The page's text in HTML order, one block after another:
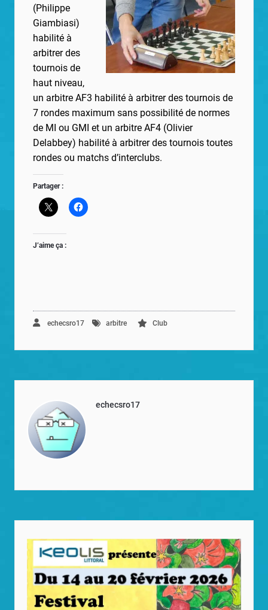
(Philippe
Giambiasi)
habilité à
arbitrer des
tournois de
haut niveau,
un arbitre AF3 habilité à arbitrer des tournois de
7 rondes maximum sans possibilité de normes
de MI ou GMI et un arbitre AF4 (Olivier
Delabbey) habilité à arbitrer des tournois toutes
rondes ou matchs d’interclubs.
Partager :
J’aime ça :
echecsro17 arbitre Club
echecsro17